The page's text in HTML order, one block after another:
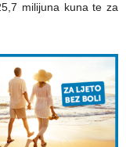
milijuna kuna te za